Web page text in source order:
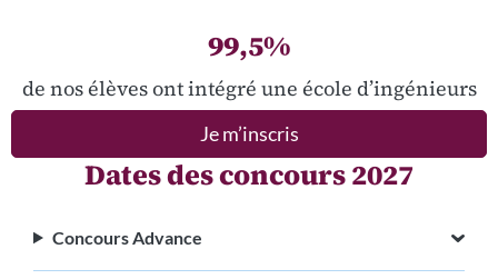
99,5%
de nos élèves ont intégré une école d’ingénieurs
Je m’inscris
Dates des concours 2027
Concours Advance